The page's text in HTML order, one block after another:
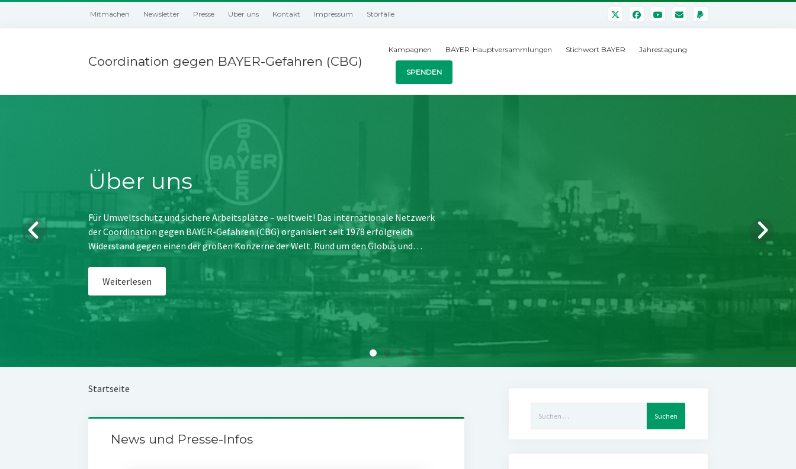
Mitmachen Newsletter Presse Über uns Kontakt Impressum Störfälle
Coordination gegen BAYER-Gefahren (CBG)
Kampagnen BAYER-Hauptversammlungen Stichwort BAYER Jahrestagung
SPENDEN
Über uns
Für Umweltschutz und sichere Arbeitsplätze – weltweit! Das internationale Netzwerk
der Coordination gegen BAYER-Gefahren (CBG) organisiert seit 1978 erfolgreich
Widerstand gegen einen der großen Konzerne der Welt. Rund um den Globus und…
Weiterlesen
Startseite
News und Presse-Infos
nach: